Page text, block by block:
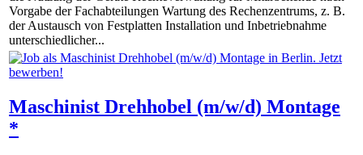
Vorgabe der Fachabteilungen Wartung des Rechenzentrums, z. B.
der Austausch von Festplatten Installation und Inbetriebnahme
unterschiedlicher...
Maschinist Drehhobel (m/w/d) Montage
*